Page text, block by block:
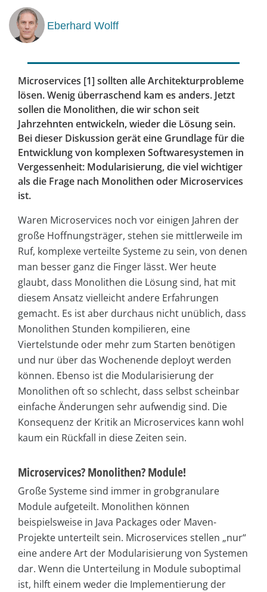
Eberhard Wolff
Microservices [1] sollten alle Architekturprobleme
lösen. Wenig überraschend kam es anders. Jetzt
sollen die Monolithen, die wir schon seit
Jahrzehnten entwickeln, wieder die Lösung sein.
Bei dieser Diskussion gerät eine Grundlage für die
Entwicklung von komplexen Softwaresystemen in
Vergessenheit: Modularisierung, die viel wichtiger
als die Frage nach Monolithen oder Microservices
ist.
Waren Microservices noch vor einigen Jahren der
große Hoffnungsträger, stehen sie mittlerweile im
Ruf, komplexe verteilte Systeme zu sein, von denen
man besser ganz die Finger lässt. Wer heute
glaubt, dass Monolithen die Lösung sind, hat mit
diesem Ansatz vielleicht andere Erfahrungen
gemacht. Es ist aber durchaus nicht unüblich, dass
Monolithen Stunden kompilieren, eine
Viertelstunde oder mehr zum Starten benötigen
und nur über das Wochenende deployt werden
können. Ebenso ist die Modularisierung der
Monolithen oft so schlecht, dass selbst scheinbar
einfache Änderungen sehr aufwendig sind. Die
Konsequenz der Kritik an Microservices kann wohl
kaum ein Rückfall in diese Zeiten sein.
Microservices? Monolithen? Module!
Große Systeme sind immer in grobgranulare
Module aufgeteilt. Monolithen können
beispielsweise in Java Packages oder Maven-
Projekte unterteilt sein. Microservices stellen „nur“
eine andere Art der Modularisierung von Systemen
dar. Wenn die Unterteilung in Module suboptimal
ist, hilft einem weder die Implementierung der